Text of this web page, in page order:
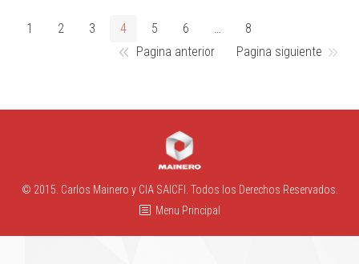
1 2 3 4 5 6 …
8
Pagina anterior
Pagina siguiente
© 2015. Carlos Mainero y CIA SAICFI. Todos los Derechos Reservados.
Menu Principal